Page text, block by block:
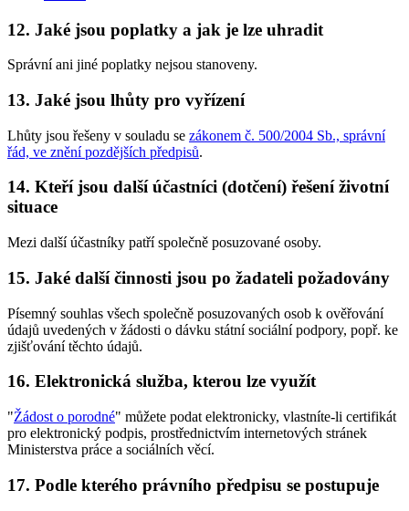
12. Jaké jsou poplatky a jak je lze uhradit
Správní ani jiné poplatky nejsou stanoveny.
13. Jaké jsou lhůty pro vyřízení
Lhůty jsou řešeny v souladu se zákonem č. 500/2004 Sb., správní
řád, ve znění pozdějších předpisů.
14. Kteří jsou další účastníci (dotčení) řešení životní
situace
Mezi další účastníky patří společně posuzované osoby.
15. Jaké další činnosti jsou po žadateli požadovány
Písemný souhlas všech společně posuzovaných osob k ověřování
údajů uvedených v žádosti o dávku státní sociální podpory, popř. ke
zjišťování těchto údajů.
16. Elektronická služba, kterou lze využít
"Žádost o porodné" můžete podat elektronicky, vlastníte-li certifikát
pro elektronický podpis, prostřednictvím internetových stránek
Ministerstva práce a sociálních věcí.
17. Podle kterého právního předpisu se postupuje